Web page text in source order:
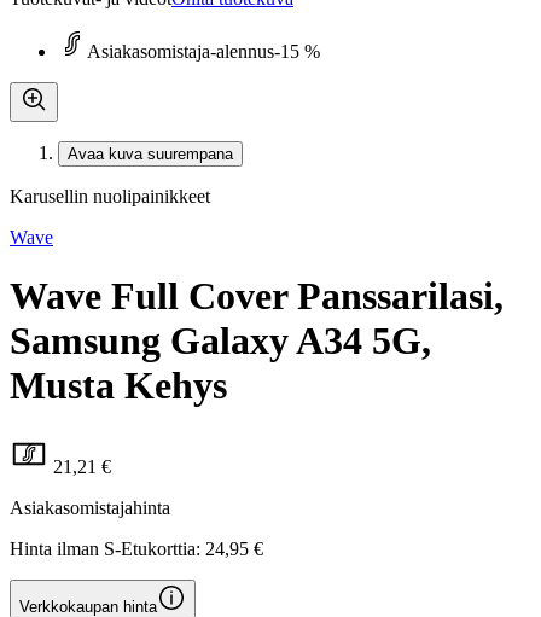
Asiakasomistaja-alennus-15 %
Avaa kuva suurempana
Karusellin nuolipainikkeet
Wave
Wave Full Cover Panssarilasi,
Samsung Galaxy A34 5G,
Musta Kehys
21,21 €
Asiakasomistajahinta
Hinta ilman S-Etukorttia: 24,95 €
Verkkokaupan hinta